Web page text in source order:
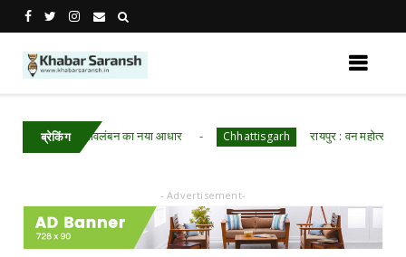
ब्रेकिंग
आर्थिक स्वावलंबन का नया आधार Chhattisgarh रायपुर : वन महोत्सव में ‘एक पेड़
- Advertisement-